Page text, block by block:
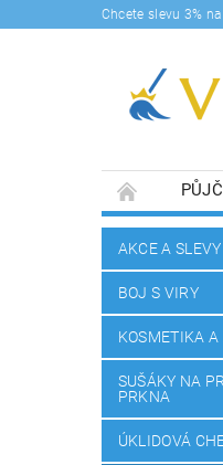
Chcete slevu 3%
DOPRAVY
AKCE A SLEVY
BOJ S VIRY
KOSMETIKA A
SUŠÁKY NA
PRKNA
ÚKLIDOVÁ